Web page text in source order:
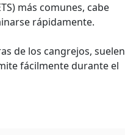
más comunes, cabe
rápidamente.
de los cangrejos, suelen
fácilmente durante el